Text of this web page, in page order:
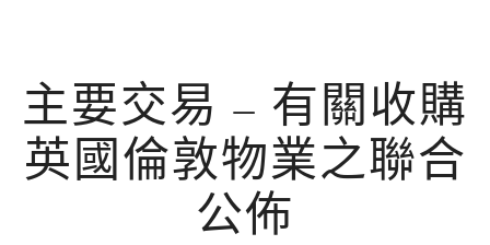
主要交易 – 有關收購
英國倫敦物業之聯合
公佈